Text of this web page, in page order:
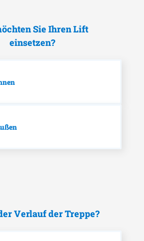
Sie Ihren Lift
einsetzen?
Verlauf der Treppe?